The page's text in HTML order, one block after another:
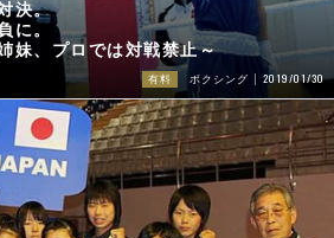
決。
に。
妹、プロでは対戦禁止～
有料 ボクシング 2019/01/30